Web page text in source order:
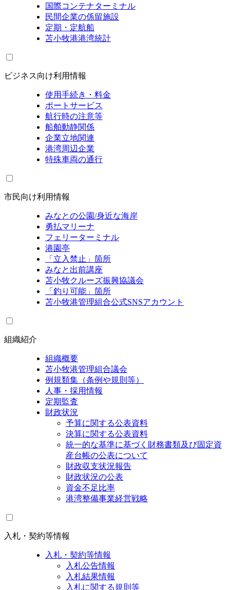
国際コンテナターミナル
民間企業の係留施設
定期・定航船
苫小牧港港湾統計
ビジネス向け利用情報
使用手続き・料金
ポートサービス
航行時の注意等
船舶動静関係
企業立地関連
港湾周辺企業
特殊車両の通行
市民向け利用情報
みなとの公園/身近な海岸
勇払マリーナ
フェリーターミナル
港園亭
「立入禁止」箇所
みなと出前講座
苫小牧クルーズ振興協議会
「釣り可能」箇所
苫小牧港管理組合公式SNSアカウント
組織紹介
組織概要
苫小牧港管理組合議会
例規類集（条例や規則等）
人事・採用情報
定期監査
財政状況
予算に関する公表資料
決算に関する公表資料
統一的な基準に基づく財務書類及び固定資
産台帳の公表について
財政収支状況報告
財政状況の公表
資金不足比率
港湾整備事業経営戦略
入札・契約等情報
入札・契約等情報
入札公告情報
入札結果情報
入札に関する規則等